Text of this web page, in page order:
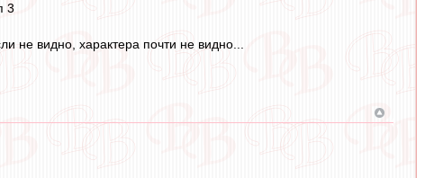
3
не видно, характера почти не видно...